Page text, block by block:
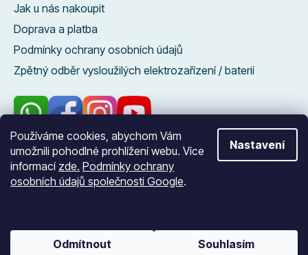
Používáme cookies, abychom Vám
umožnili pohodlné prohlížení webu. Více
informací zde. Podmínky ochrany
osobních údajů společnosti Google.
Nastavení
Odmítnout Souhlasím
Jak u nás nakoupit
Doprava a platba
Podmínky ochrany osobních údajů
Zpětný odběr vysloužilých elektrozařízení / baterií
96 %
zákazníků nás
doporučuje
Vytvořil Shoptet